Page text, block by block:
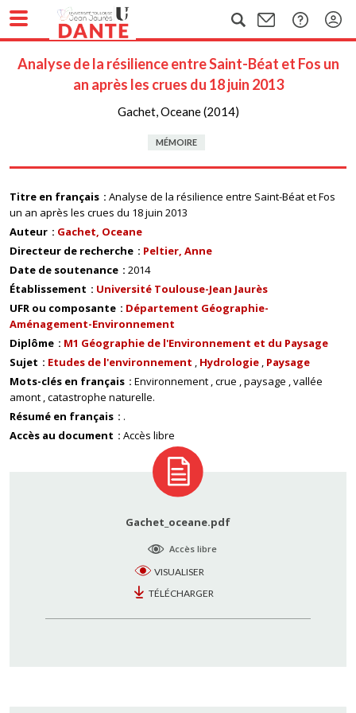
Analyse de la résilience entre Saint-Béat et Fos un
an après les crues du 18 juin 2013
Gachet, Oceane (2014)
MÉMOIRE
Titre en français
Analyse de la résilience entre Saint-Béat et Fos
un an après les crues du 18 juin 2013
Auteur
Gachet, Oceane
Directeur de recherche
Peltier, Anne
Date de soutenance
2014
Établissement
Université Toulouse-Jean Jaurès
UFR ou composante
Département Géographie-
Aménagement-Environnement
Diplôme
M1 Géographie de l'Environnement et du Paysage
Sujet
Etudes de l'environnement Hydrologie Paysage
Mots-clés en français
Environnement crue paysage vallée
amont catastrophe naturelle.
Résumé en français
.
Accès au document
Accès libre
Gachet_oceane.pdf
Accès libre
VISUALISER
TÉLÉCHARGER